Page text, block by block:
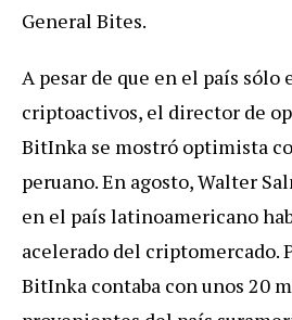
General Bites.
A pesar de que en el país sólo
criptoactivos, el director de
BitInka se mostró optimista
peruano. En agosto, Walter
en el país latinoamericano
acelerado del criptomercado.
BitInka contaba con unos 20